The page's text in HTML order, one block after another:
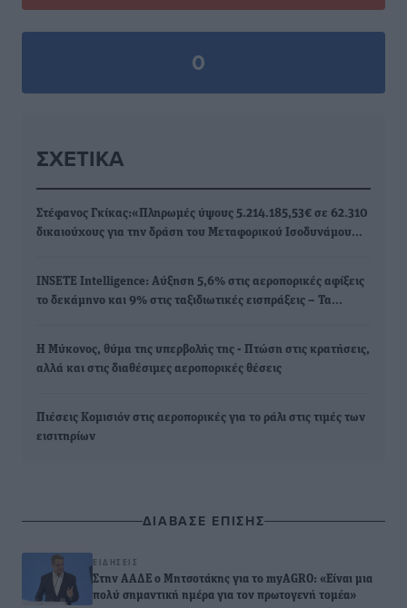
0
ΣΧΕΤΙΚΆ
Στέφανος Γκίκας:«Πληρωμές ύψους 5.214.185,53€ σε 62.310
δικαιούχους για την δράση του Μεταφορικού Ισοδυνάμου…
INSETE Intelligence: Αύξηση 5,6% στις αεροπορικές αφίξεις
το δεκάμηνο και 9% στις ταξιδιωτικές εισπράξεις – Τα…
Η Μύκονος, θύμα της υπερβολής της - Πτώση στις κρατήσεις,
αλλά και στις διαθέσιμες αεροπορικές θέσεις
Πιέσεις Κομισιόν στις αεροπορικές για το ράλι στις τιμές των
εισιτηρίων
ΔΙΑΒΑΣΕ ΕΠΙΣΗΣ
ΕΙΔΉΣΕΙΣ
Στην ΑΑΔΕ ο Μητσοτάκης για το myAGRO: «Είναι μια
πολύ σημαντική ημέρα για τον πρωτογενή τομέα»